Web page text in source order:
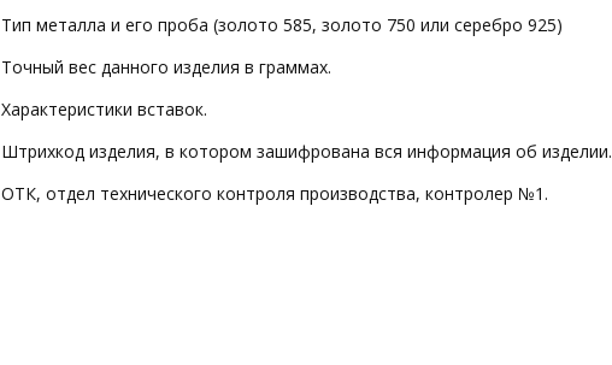
Тип металла и его проба (золото 585, золото 750 или серебро 925)
Точный вес данного изделия в граммах.
Характеристики вставок.
Штрихкод изделия, в котором зашифрована вся информация об изделии.
ОТК, отдел технического контроля производства, контролер №1.